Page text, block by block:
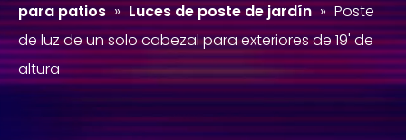
para patios » Luces de poste de jardín » Poste
de luz de un solo cabezal para exteriores de 19' de
altura